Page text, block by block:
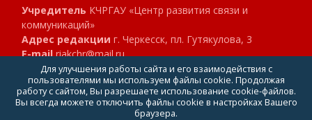
Учредитель КЧРГАУ «Центр развития связи и
коммуникаций»
Адрес редакции г. Черкесск, пл. Гутякулова, 3
E-mailriakchr@mail.ru
Телефон8 (8782) 23-89-40
Главный редакторКлокова Мария Алексеевна
Для улучшения работы сайта и его взаимодействия с
пользователями мы используем файлы cookie. Продолжая
работу с сайтом, Вы разрешаете использование cookie-файлов.
Вы всегда можете отключить файлы cookie в настройках Вашего
браузера.